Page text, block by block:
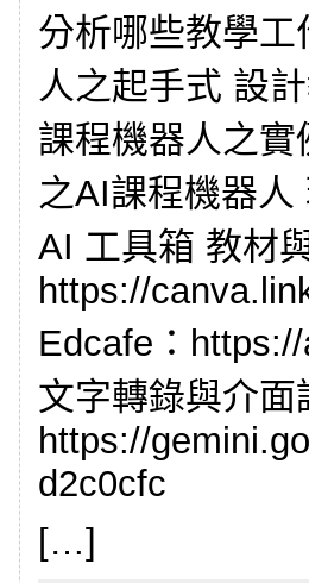
分析哪些教學
人之起手式 設
課程機器人之
之AI課程機器
AI 工具箱 教材
https://
Edcafe：
文字轉錄與介面
https://
d2c0cfc
[…]